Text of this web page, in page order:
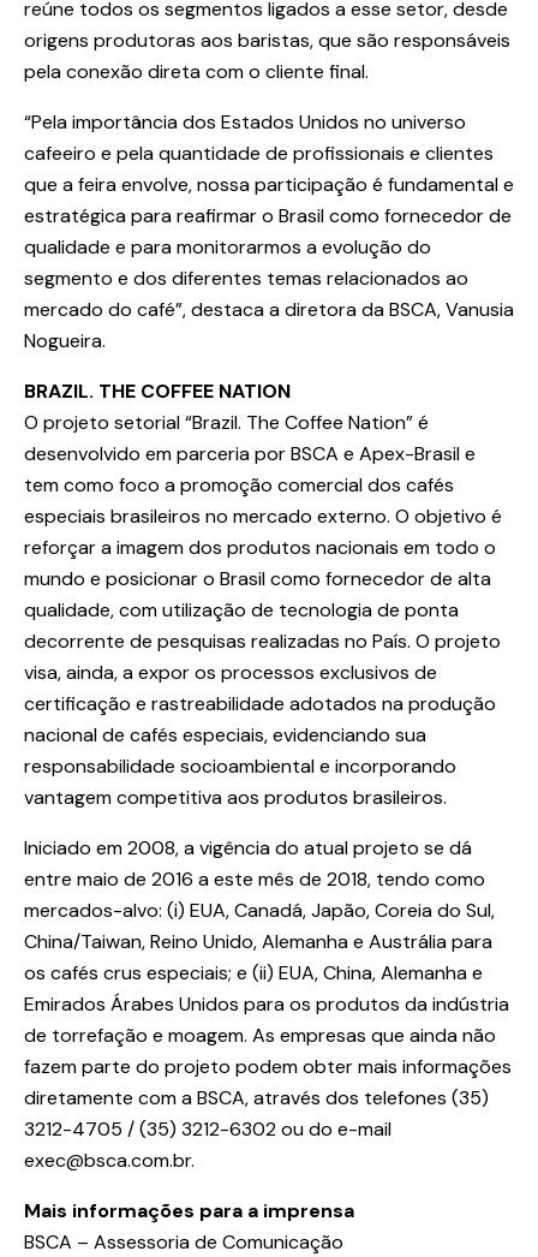
reúne todos os segmentos ligados a esse setor, desde
origens produtoras aos baristas, que são responsáveis
pela conexão direta com o cliente final.
“Pela importância dos Estados Unidos no universo
cafeeiro e pela quantidade de profissionais e clientes
que a feira envolve, nossa participação é fundamental e
estratégica para reafirmar o Brasil como fornecedor de
qualidade e para monitorarmos a evolução do
segmento e dos diferentes temas relacionados ao
mercado do café”, destaca a diretora da BSCA, Vanusia
Nogueira.
BRAZIL. THE COFFEE NATION
O projeto setorial “Brazil. The Coffee Nation” é
desenvolvido em parceria por BSCA e Apex-Brasil e
tem como foco a promoção comercial dos cafés
especiais brasileiros no mercado externo. O objetivo é
reforçar a imagem dos produtos nacionais em todo o
mundo e posicionar o Brasil como fornecedor de alta
qualidade, com utilização de tecnologia de ponta
decorrente de pesquisas realizadas no País. O projeto
visa, ainda, a expor os processos exclusivos de
certificação e rastreabilidade adotados na produção
nacional de cafés especiais, evidenciando sua
responsabilidade socioambiental e incorporando
vantagem competitiva aos produtos brasileiros.
Iniciado em 2008, a vigência do atual projeto se dá
entre maio de 2016 a este mês de 2018, tendo como
mercados-alvo: (i) EUA, Canadá, Japão, Coreia do Sul,
China/Taiwan, Reino Unido, Alemanha e Austrália para
os cafés crus especiais; e (ii) EUA, China, Alemanha e
Emirados Árabes Unidos para os produtos da indústria
de torrefação e moagem. As empresas que ainda não
fazem parte do projeto podem obter mais informações
diretamente com a BSCA, através dos telefones (35)
3212-4705 / (35) 3212-6302 ou do e-mail
exec@bsca.com.br.
Mais informações para a imprensa
BSCA – Assessoria de Comunicação